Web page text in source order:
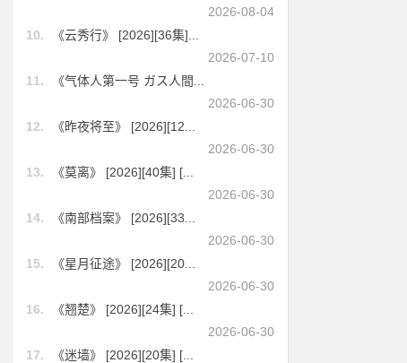
2026-08-04
10.
《云秀行》 [2026][36集]...
2026-07-10
11.
《气体人第一号 ガス人間...
2026-06-30
12.
《昨夜将至》 [2026][12...
2026-06-30
13.
《莫离》 [2026][40集] [...
2026-06-30
14.
《南部档案》 [2026][33...
2026-06-30
15.
《星月征途》 [2026][20...
2026-06-30
16.
《翘楚》 [2026][24集] [...
2026-06-30
17.
《迷墙》 [2026][20集] [...